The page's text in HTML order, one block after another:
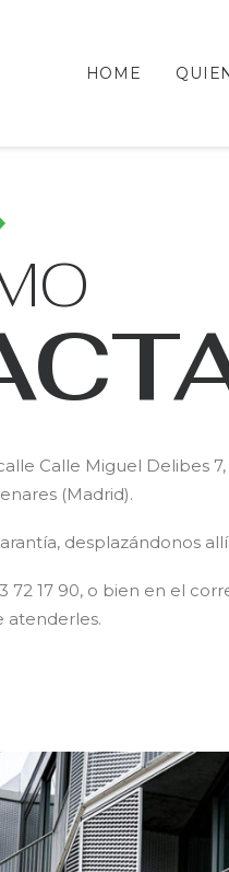
HOME
Calle Miguel Delibes
(Madrid).
desplazándonos
17 90, o bien en el
atenderles.